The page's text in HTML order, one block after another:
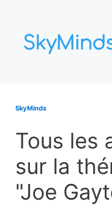
contenu
SkyMinds
Tous les
sur la
"Joe